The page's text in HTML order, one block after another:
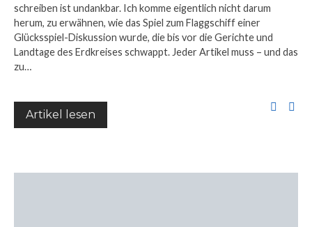
schreiben ist undankbar. Ich komme eigentlich nicht darum
herum, zu erwähnen, wie das Spiel zum Flaggschiff einer
Glücksspiel-Diskussion wurde, die bis vor die Gerichte und
Landtage des Erdkreises schwappt. Jeder Artikel muss – und das
zu…
Artikel lesen